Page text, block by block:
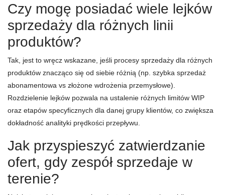
Czy mogę posiadać wiele lejków
sprzedaży dla różnych linii
produktów?
Tak, jest to wręcz wskazane, jeśli procesy sprzedaży dla różnych
produktów znacząco się od siebie różnią (np. szybka sprzedaż
abonamentowa vs złożone wdrożenia przemysłowe).
Rozdzielenie lejków pozwala na ustalenie różnych limitów WIP
oraz etapów specyficznych dla danej grupy klientów, co zwiększa
dokładność analityki prędkości przepływu.
Jak przyspieszyć zatwierdzanie
ofert, gdy zespół sprzedaje w
terenie?